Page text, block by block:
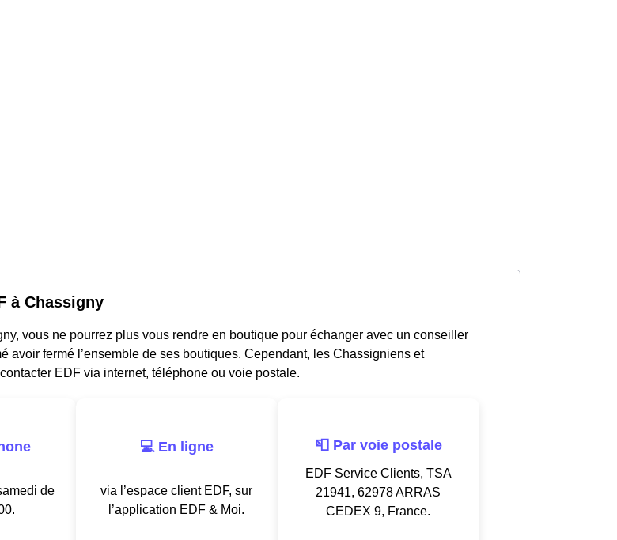
à Chassigny
vous ne pourrez plus vous rendre en boutique pour échanger avec un conseiller
avoir fermé l’ensemble de ses boutiques. Cependant, les Chassigniens et
EDF via internet, téléphone ou voie postale.
de
💻 En ligne
via l’espace client EDF, sur
l’application EDF & Moi.
📮 Par voie postale
EDF Service Clients, TSA
21941, 62978 ARRAS
CEDEX 9, France.